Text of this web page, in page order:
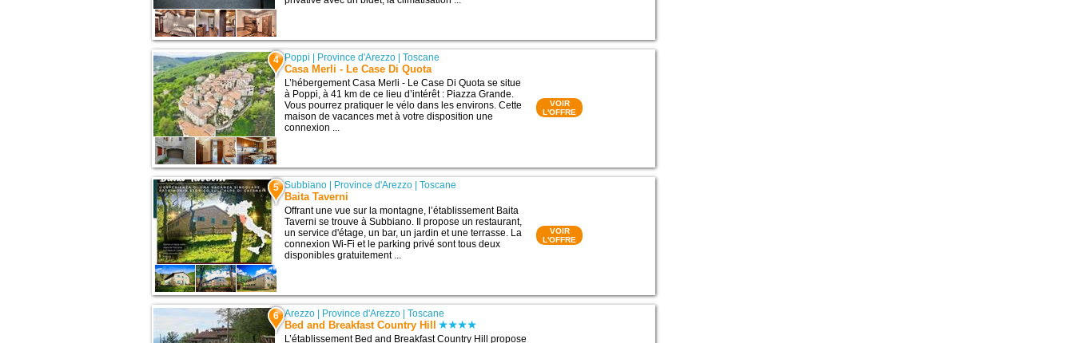
4 Poppi Province d'Arezzo |Toscane
Casa Merli - Le Case Di Quota
L’hébergement Casa Merli - Le Case Di Quota se situe
à Poppi, à 41 km de ce lieu d’intérêt : Piazza Grande.
Vous pourrez pratiquer le vélo dans les environs. Cette
maison de vacances met à votre disposition une
connexion ...
VOIR
L'OFFRE
5 Subbiano Province d'Arezzo |Toscane
Baita Taverni
Offrant une vue sur la montagne, l’établissement Baita
Taverni se trouve à Subbiano. Il propose un restaurant,
un service d'étage, un bar, un jardin et une terrasse. La
connexion Wi-Fi et le parking privé sont tous deux
disponibles gratuitement ...
VOIR
L'OFFRE
6 Arezzo | Province d'Arezzo |Toscane
Bed and Breakfast Country Hill
L’établissement Bed and Breakfast Country Hill propose